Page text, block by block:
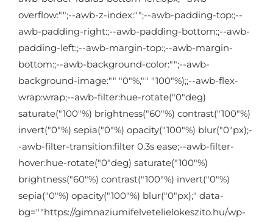
overflow:"";--awb-z-index:"";--awb-padding-top:;--
awb-padding-right:;--awb-padding-bottom:;--awb-
padding-left:;--awb-margin-top:;--awb-margin-
bottom:;--awb-background-color:"";--awb-
background-image:"" "0"%,"" "100"%);;--awb-flex-
wrap:wrap;--awb-filter:hue-rotate("0"deg)
saturate("100"%) brightness("60"%) contrast("100"%)
invert("0"%) sepia("0"%) opacity("100"%) blur("0"px);-
-awb-filter-transition:filter 0.3s ease;--awb-filter-
hover:hue-rotate("0"deg) saturate("100"%)
brightness("60"%) contrast("100"%) invert("0"%)
sepia("0"%) opacity("100"%) blur("0"px);" data-
bg=""https://gimnaziumifelvetelielokeszito.hu/wp-